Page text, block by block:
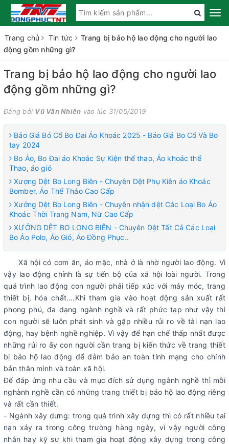
Trang chủ Tin tức
Trang bị bảo hộ lao động cho người lao
động gồm những gì?
Trang bị bảo hộ lao động cho người lao
động gồm những gì?
Đăng bởi Vũ Văn Nhiên vào lúc 31/05/2019
Báo Giá Bỏ Cổ Bo Đai Áo Khoác 2025 - Báo Giá Bo Cổ Và Bo
tay 2024
Bo Áo, Bo Đai áo Khoác Sự Kiện thể thao, Áo khoác thể
Thao, áo gió
Xượng Dệt Bo Long Biên - Chuyên Dệt Phụ Kiên áo Khoác
Bomber, Áo Thể Tháo Cao Cấp
Xưởng Dệt Bo Long Biên - Chuyên nhận dệt Các Loại Bo Áo
Khoác Thời Trang Nam, Nữ Cao Cấp
XƯỞNG DỆT BO LONG BIÊN - Chuyên Dệt Tất Cả Các Loại
Bo Áo Polo, Áo Gió, Áo Đồng Phục..
Xã hội có cơm ăn, áo mặc, nhà ở là nhờ người lao động. Vì
vậy lao động chính là sự tiến bộ của xã hội loài người. Trong
quá trình lao động con người phải tiếp xúc với máy móc, trang
thiết bị, hóa chất….Khi tham gia vào hoạt động sản xuất rất
phong phú, đa dạng ngành nghề và rất phức tạp như vậy thì
con người sẽ luôn phát sinh và gặp nhiều rủi ro về tài nạn lao
động, hay bệnh nghề nghiệp. Vì vậy để hạn chế thấp nhất được
những rủi ro ấy con người cần trang bị kiến thức về trang thiết
bị bảo hộ lao động để đảm bảo an toàn tính mạng cho chính
bản thân mình và toàn xã hội.
Để đáp ứng nhu cầu và mục đích sử dụng ngành nghề thì mỗi
nghành nghề cần có những trang thiết bị bảo hộ lao động riêng
và rất cần thiết.
- Ngành xây dưng: trong quá trình xây dựng thì có rất nhiều tai
nạn xảy ra trong công trường hàng ngày, vì vậy người công
nhân hay kỹ sư khi tham gia hoạt động xây dựng trong công